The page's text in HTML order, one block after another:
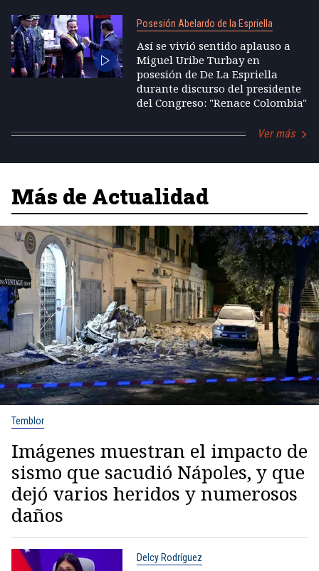
Posesión Abelardo de la Espriella
Así se vivió sentido aplauso a
Miguel Uribe Turbay en
posesión de De La Espriella
durante discurso del presidente
del Congreso: "Renace Colombia"
Ver más
Más de Actualidad
Temblor
Imágenes muestran el impacto de
sismo que sacudió Nápoles, y que
dejó varios heridos y numerosos
daños
Delcy Rodríguez